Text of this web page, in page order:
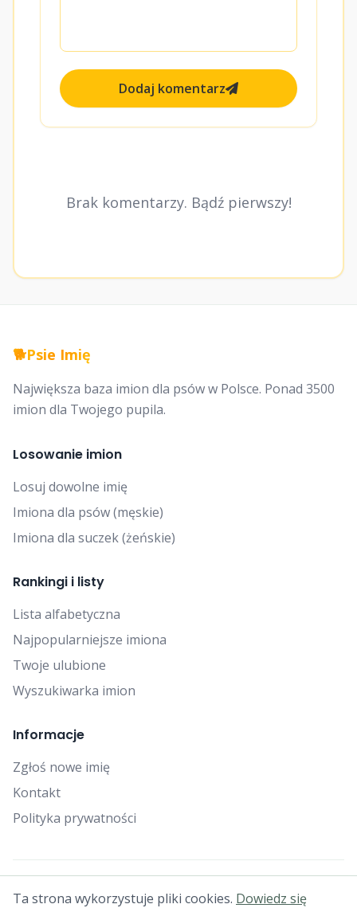
Dodaj komentarz
Brak komentarzy. Bądź pierwszy!
🐕Psie Imię
Największa baza imion dla psów w Polsce. Ponad 3500
imion dla Twojego pupila.
Losowanie imion
Losuj dowolne imię
Imiona dla psów (męskie)
Imiona dla suczek (żeńskie)
Rankingi i listy
Lista alfabetyczna
Najpopularniejsze imiona
Twoje ulubione
Wyszukiwarka imion
Informacje
Zgłoś nowe imię
Kontakt
Polityka prywatności
© 2025 Falcon Bytes. Wszelkie prawa zastrzeżone.
Ta strona wykorzystuje pliki cookies. Dowiedz się